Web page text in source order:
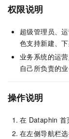
权限说明
超级管理员、
色支持新建、
业务系统的运
自己所负责的
操作说明
在 Dataphin 首
在左侧导航栏